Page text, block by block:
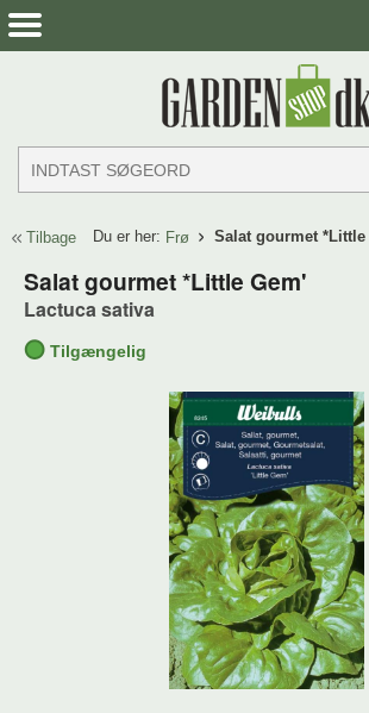
Tilbage Du er her: Frø Salat gourmet *Little
Salat gourmet *Little Gem'
Lactuca sativa
Tilgængelig